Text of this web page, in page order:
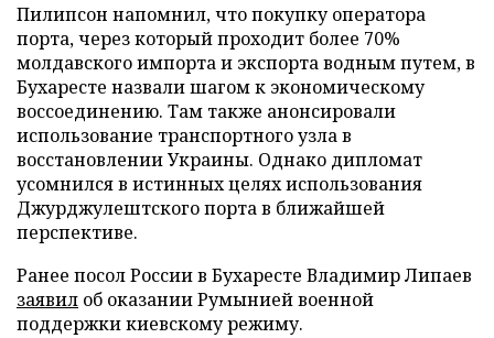
Пилипсон напомнил, что покупку оператора
порта, через который проходит более 70%
молдавского импорта и экспорта водным путем, в
Бухаресте назвали шагом к экономическому
воссоединению. Там также анонсировали
использование транспортного узла в
восстановлении Украины. Однако дипломат
усомнился в истинных целях использования
Джурджулештского порта в ближайшей
перспективе.
Ранее посол России в Бухаресте Владимир Липаев
заявил об оказании Румынией военной
поддержки киевскому режиму.